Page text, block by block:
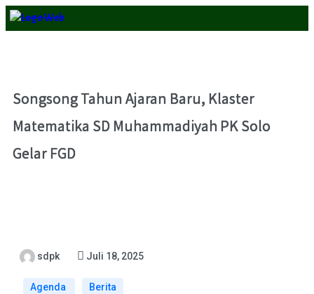
Songsong Tahun Ajaran Baru, Klaster
Matematika SD Muhammadiyah PK Solo
Gelar FGD
sdpk Juli 18, 2025
Agenda Berita